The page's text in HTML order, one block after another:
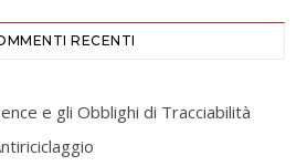
RECENTI
e gli Obblighi di Tracciabilità